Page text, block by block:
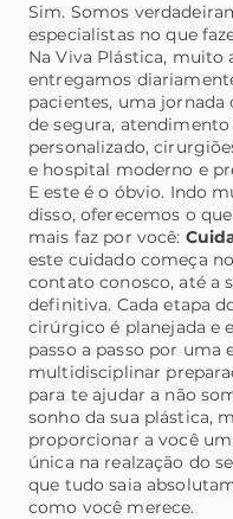
Sim. Somos
especialistas no que
Na Viva Plástica, muito
entregamos
pacientes, uma
de segura, atendimento
personalizado,
e hospital moderno e
E este é o óbvio. Indo
disso, oferecemos o
mais faz por você:
este cuidado começa
contato conosco, até a
definitiva. Cada etapa
cirúrgico é planejada e
passo a passo por uma
multidisciplinar
para te ajudar a não
sonho da sua plástica,
proporcionar a você
única na realzação do
que tudo saia
como você merece.